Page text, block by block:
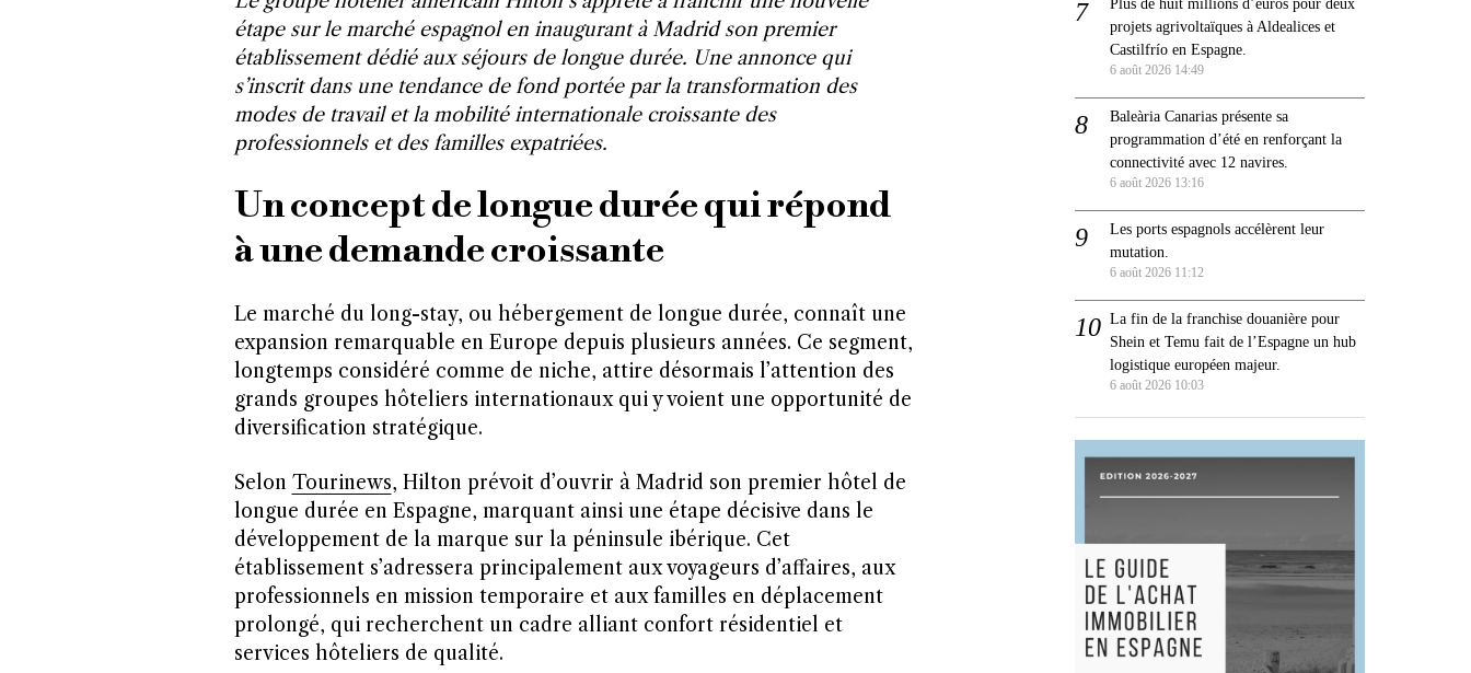
étape sur le marché espagnol en inaugurant à Madrid son premier
établissement dédié aux séjours de longue durée. Une annonce qui
s’inscrit dans une tendance de fond portée par la transformation des
modes de travail et la mobilité internationale croissante des
professionnels et des familles expatriées.
Un concept de longue durée qui répond
à une demande croissante
Le marché du long-stay, ou hébergement de longue durée, connaît une
expansion remarquable en Europe depuis plusieurs années. Ce segment,
longtemps considéré comme de niche, attire désormais l’attention des
grands groupes hôteliers internationaux qui y voient une opportunité de
diversification stratégique.
Selon Tourinews, Hilton prévoit d’ouvrir à Madrid son premier hôtel de
longue durée en Espagne, marquant ainsi une étape décisive dans le
développement de la marque sur la péninsule ibérique. Cet
établissement s’adressera principalement aux voyageurs d’affaires, aux
professionnels en mission temporaire et aux familles en déplacement
prolongé, qui recherchent un cadre alliant confort résidentiel et
services hôteliers de qualité.
projets agrivoltaïques à Aldealices et
Castilfrío en Espagne.
6 août 2026 14:49
Baleària Canarias présente sa
programmation d’été en renforçant la
connectivité avec 12 navires.
6 août 2026 13:16
Les ports espagnols accélèrent leur
mutation.
6 août 2026 11:12
La fin de la franchise douanière pour
Shein et Temu fait de l’Espagne un hub
logistique européen majeur.
6 août 2026 10:03